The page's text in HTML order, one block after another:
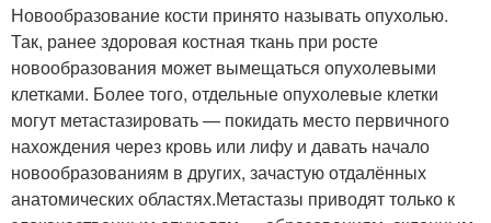
Новообразование кости принято называть опухолью.
Так, ранее здоровая костная ткань при росте
новообразования может вымещаться опухолевыми
клетками. Более того, отдельные опухолевые клетки
могут метастазировать — покидать место первичного
нахождения через кровь или лифу и давать начало
новообразованиям в других, зачастую отдалённых
анатомических областях.Метастазы приводят только к